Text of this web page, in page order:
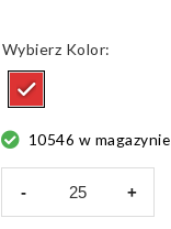
Kolor
10546 w magazynie
- +